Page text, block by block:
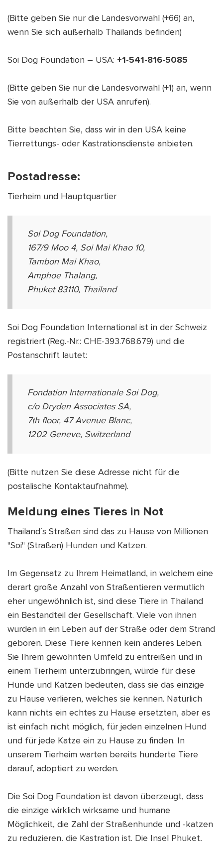
(Bitte geben Sie nur die Landesvorwahl (+66) an,
wenn Sie sich außerhalb Thailands befinden)
Soi Dog Foundation – USA: +1-541-816-5085
(Bitte geben Sie nur die Landesvorwahl (+1) an, wenn
Sie von außerhalb der USA anrufen).
Bitte beachten Sie, dass wir in den USA keine
Tierrettungs- oder Kastrationsdienste anbieten.
Postadresse:
Tierheim und Hauptquartier
Soi Dog Foundation,
167/9 Moo 4, Soi Mai Khao 10,
Tambon Mai Khao,
Amphoe Thalang,
Phuket 83110, Thailand
Soi Dog Foundation International ist in der Schweiz
registriert (Reg.-Nr.: CHE-393.768.679) und die
Postanschrift lautet:
Fondation Internationale Soi Dog,
c/o Dryden Associates SA,
7th floor, 47 Avenue Blanc,
1202 Geneve, Switzerland
(Bitte nutzen Sie diese Adresse nicht für die
postalische Kontaktaufnahme).
Meldung eines Tieres in Not
Thailand´s Straßen sind das zu Hause von Millionen
"Soi" (Straßen) Hunden und Katzen.
Im Gegensatz zu Ihrem Heimatland, in welchem eine
derart große Anzahl von Straßentieren vermutlich
eher ungewöhnlich ist, sind diese Tiere in Thailand
ein Bestandteil der Gesellschaft. Viele von ihnen
wurden in ein Leben auf der Straße oder dem Strand
geboren. Diese Tiere kennen kein anderes Leben.
Sie Ihrem gewohnten Umfeld zu entreißen und in
einem Tierheim unterzubringen, würde für diese
Hunde und Katzen bedeuten, dass sie das einzige
zu Hause verlieren, welches sie kennen. Natürlich
kann nichts ein echtes zu Hause ersetzten, aber es
ist einfach nicht möglich, für jeden einzelnen Hund
und für jede Katze ein zu Hause zu finden. In
unserem Tierheim warten bereits hunderte Tiere
darauf, adoptiert zu werden.
Die Soi Dog Foundation ist davon überzeugt, dass
die einzige wirklich wirksame und humane
Möglichkeit, die Zahl der Straßenhunde und -katzen
zu reduzieren, die Kastration ist. Die Insel Phuket,